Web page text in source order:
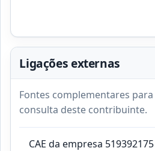
Ligações externas
Fontes complementares
consulta deste contribuinte.
CAE da empresa 519392175